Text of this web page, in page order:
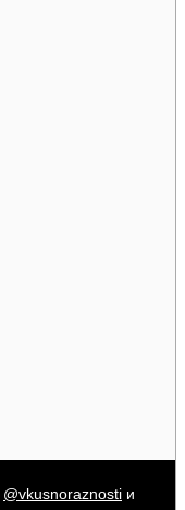
@vkusnoraznosti и